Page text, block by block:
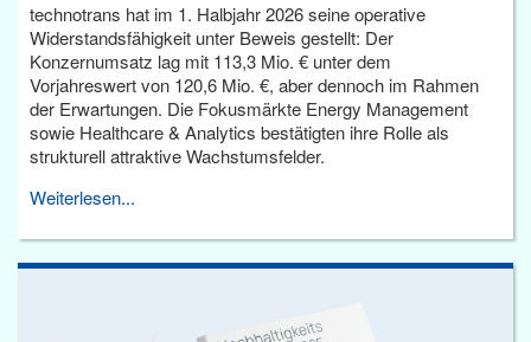
technotrans hat im 1. Halbjahr 2026 seine operative
Widerstandsfähigkeit unter Beweis gestellt: Der
Konzernumsatz lag mit 113,3 Mio. € unter dem
Vorjahreswert von 120,6 Mio. €, aber dennoch im Rahmen
der Erwartungen. Die Fokusmärkte Energy Management
sowie Healthcare & Analytics bestätigten ihre Rolle als
strukturell attraktive Wachstumsfelder.
Weiterlesen...